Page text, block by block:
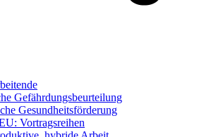
Gefährdungsbeurteilung
Gesundheitsförderung
Vortragsreihen